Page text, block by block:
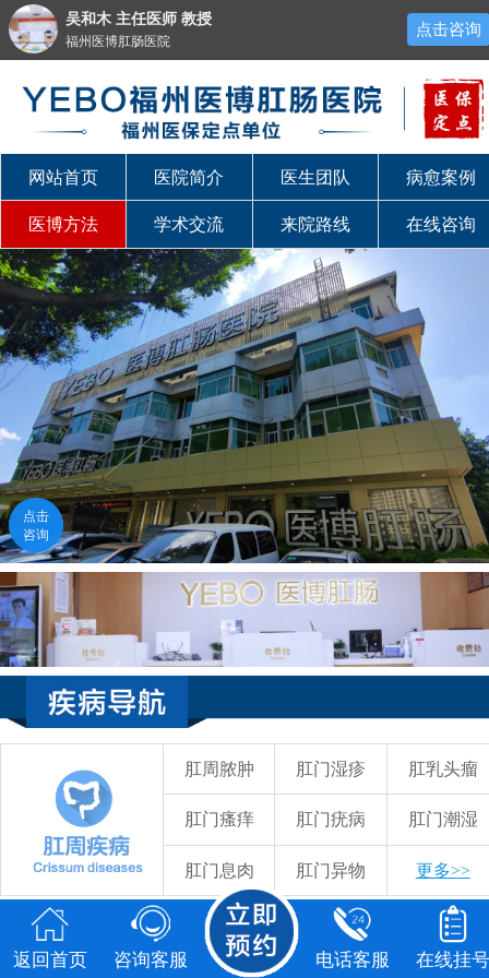
点击
咨询
点击
咨询
返回首页 咨询客服 电话客服 在线挂号